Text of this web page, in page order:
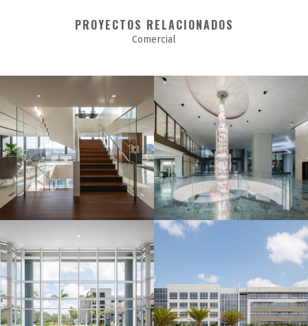
PROYECTOS RELACIONADOS
Comercial